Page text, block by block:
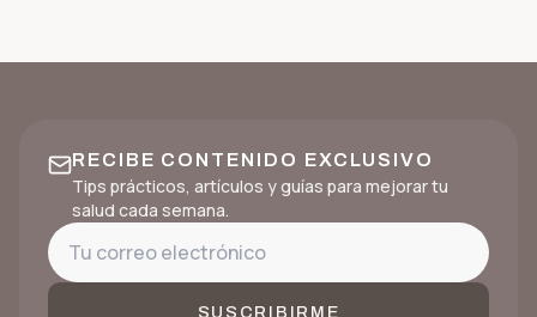
RECIBE CONTENIDO EXCLUSIVO
Tips prácticos, artículos y guías para mejorar tu
salud cada semana.
SUSCRIBIRME